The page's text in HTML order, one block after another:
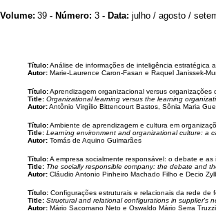
Volume: 39 - Número: 3 - Data: julho / agosto /
Título:Análise de informações de inteligência estratégica
Autor: Marie-Laurence Caron-Fasan e Raquel Janissek-
Título:Aprendizagem organizacional versus
Title: Organizational learning versus the learning
Autor:Antônio Virgílio Bittencourt Bastos, Sônia Maria
Título:Ambiente de aprendizagem e cultura em
Title: Learning environment and organizational culture: a
Autor: Tomás de Aquino Guimarães
Título:A empresa socialmente responsável: o debate e as
Title: The socially responsible company: the debate and
Autor: Cláudio Antonio Pinheiro Machado Filho e Decio
Título: Configurações estruturais e relacionais da rede de
Title: Structural and relational configurations in supplier's
Autor: Mário Sacomano Neto e Oswaldo Mário Serra Truzzi